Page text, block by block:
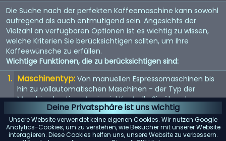
Deine Privatsphäre ist uns wichtig
Unsere Website verwendet keine eigenen Cookies. Wir nutzen Google
Analytics-Cookies, um zu verstehen, wie Besucher mit unserer Website
interagieren. Diese Cookies helfen uns, unsere Website zu verbessern.
Die Suche nach der perfekten Kaffeemaschine kann sowohl
aufregend als auch entmutigend sein. Angesichts der
Vielzahl an verfügbaren Optionen ist es wichtig zu wissen,
welche Kriterien Sie berücksichtigen sollten, um Ihre
Kaffeewünsche zu erfüllen.
Wichtige Funktionen, die zu berücksichtigen sind:
Maschinentyp: Von manuellen Espressomaschinen bis
hin zu vollautomatischen Maschinen - der Typ der
Maschine bestimmt, wie viel Kontrolle Sie über den
Brühvorgang haben.
Qualität der Mühle: Eine eingebaute Mühle kann
entscheidend sein. Suchen Sie nach einer Maschine mit